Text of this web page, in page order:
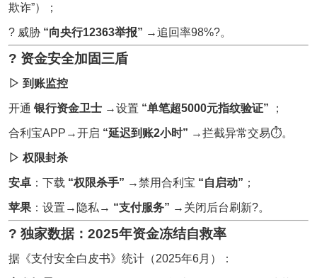
欺诈”）；
? 威胁 “向央行12363举报” →追回率98%?。
? 资金安全加固三盾
▷ 到账监控
开通 银行资金卫士→设置 “单笔超5000元指纹验证” ；
合利宝APP→开启 “延迟到账2小时” →拦截异常交易⏱️。
▷ 权限封杀
安卓：下载 “权限杀手” →禁用合利宝 “自启动” ；
苹果：设置→隐私→ “支付服务” →关闭后台刷新?。
? 独家数据：2025年资金冻结自救率
据《支付安全白皮书》统计（2025年6月）：